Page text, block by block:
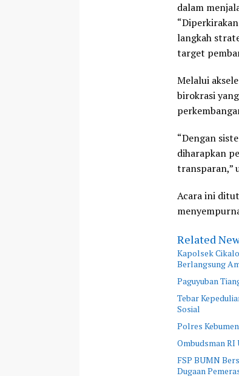
dalam
langkah
target
Melalui
birokrasi
“Dengan
diharapkan
transparan,”
Acara ini
Related
Kapolsek
Berlangsung
Paguyuban
Tebar
Sosial
Polres
Ombudsman RI
FSP BUMN
Dugaan